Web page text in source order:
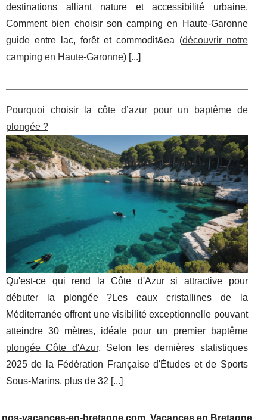
destinations alliant nature et accessibilité urbaine.
Comment bien choisir son camping en Haute-Garonne
guide entre lac, forêt et commodit&ea (découvrir notre
camping en Haute-Garonne) [...]
Pourquoi choisir la côte d’azur pour un baptême de
plongée ?
Qu'est-ce qui rend la Côte d'Azur si attractive pour
débuter la plongée ?Les eaux cristallines de la
Méditerranée offrent une visibilité exceptionnelle pouvant
atteindre 30 mètres, idéale pour un premier
baptême
plongée Côte d'Azur. Selon les dernières statistiques
2025 de la Fédération Française d'Études et de Sports
Sous-Marins, plus de 32 [...]